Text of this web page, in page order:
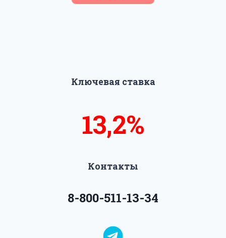
Ключевая ставка
14%13,5%
Контакты
8-800-511-13-34